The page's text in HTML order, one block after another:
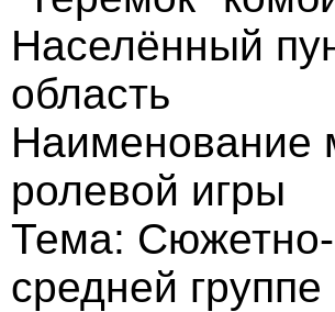
Населённый
область
Наименование
ролевой игры
Тема: Сюжетно-
средней группе